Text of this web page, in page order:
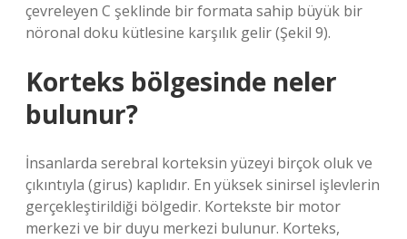
çevreleyen C şeklinde bir formata sahip büyük bir
nöronal doku kütlesine karşılık gelir (Şekil 9).
Korteks bölgesinde neler
bulunur?
İnsanlarda serebral korteksin yüzeyi birçok oluk ve
çıkıntıyla (girus) kaplıdır. En yüksek sinirsel işlevlerin
gerçekleştirildiği bölgedir. Kortekste bir motor
merkezi ve bir duyu merkezi bulunur. Korteks,